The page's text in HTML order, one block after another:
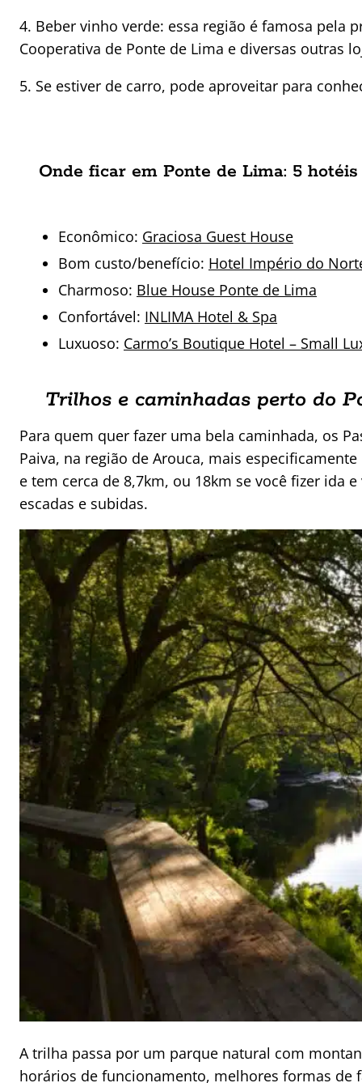
4. Beber vinho verde: essa região é famosa pela
Cooperativa de Ponte de Lima e diversas outras
5. Se estiver de carro, pode aproveitar para
Onde ficar em Ponte de Lima: 5 hotéis
Econômico: Graciosa Guest House
Bom custo/benefício: Hotel Império do
Charmoso: Blue House Ponte de Lima
Confortável: INLIMA Hotel & Spa
Luxuoso: Carmo’s Boutique Hotel – Small
Trilhos e caminhadas perto do
Para quem quer fazer uma bela caminhada, os
Paiva, na região de Arouca, mais
e tem cerca de 8,7km, ou 18km se você fizer ida
escadas e subidas.
A trilha passa por um parque natural com
horários de funcionamento, melhores formas de